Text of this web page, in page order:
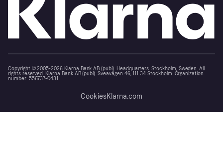
Copyright © 2005-2026 Klarna Bank AB (publ). Headquarters: Stockholm, Sweden. All
rights reserved. Klarna Bank AB (publ). Sveavägen 46, 111 34 Stockholm. Organization
number: 556737-0431
CookiesKlarna.com